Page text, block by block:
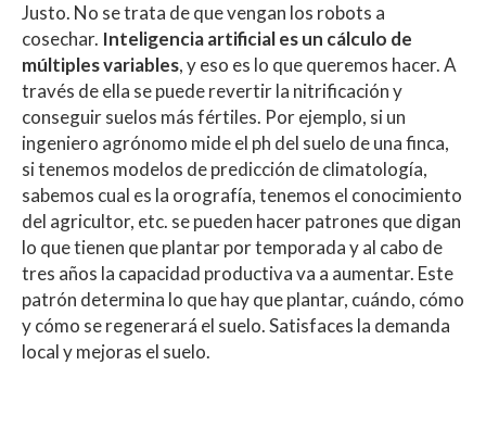
Justo. No se trata de que vengan los robots a
cosechar. Inteligencia artificial es un cálculo de
múltiples variables, y eso es lo que queremos hacer. A
través de ella se puede revertir la nitrificación y
conseguir suelos más fértiles. Por ejemplo, si un
ingeniero agrónomo mide el ph del suelo de una finca,
si tenemos modelos de predicción de climatología,
sabemos cual es la orografía, tenemos el conocimiento
del agricultor, etc. se pueden hacer patrones que digan
lo que tienen que plantar por temporada y al cabo de
tres años la capacidad productiva va a aumentar. Este
patrón determina lo que hay que plantar, cuándo, cómo
y cómo se regenerará el suelo. Satisfaces la demanda
local y mejoras el suelo.